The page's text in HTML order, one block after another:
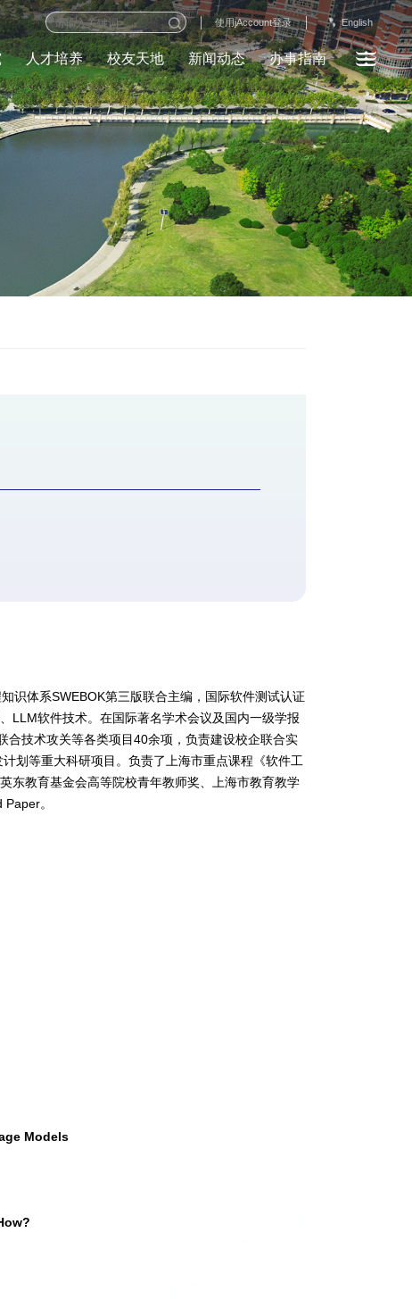
使用jAccount登录 English
人才培养 校友天地 新闻动态 办事指南
识体系SWEBOK第三版联合主编，国际软件测试认证
LLM软件技术。在国际著名学术会议及国内一级学报
技术攻关等各类项目40余项，负责建设校企联合实
划等重大科研项目。负责了上海市重点课程《软件工
东教育基金会高等院校青年教师奖、上海市教育教学
。
Models